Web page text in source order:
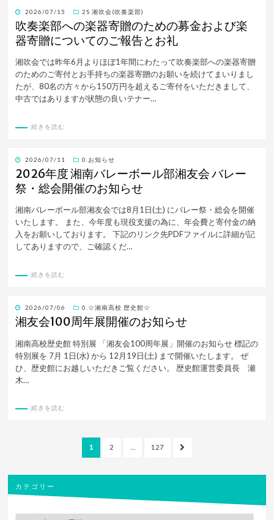
投
稿
日:
2026/07/15 2S 湘吹会(吹奏楽部)
吹奏楽部への楽器寄贈のための募金および楽
器寄贈についてのご報告とお礼
湘吹会では昨年6月よりほぼ1年間にわたって吹奏楽部への楽器寄贈
のためのご寄付とお手持ちの楽器寄贈のお願いを続けてまいりまし
たが、80名の方々から150万円を超えるご寄付をいただきまして、
中古ではありますが状態の良いテナー…
続きを読む
投
稿
日:
2026/07/11 0.お知らせ
2026年度 湘南バレーボール部湘友会 バレー
祭・総会開催のお知らせ
湘南バレーボール部湘友会では8月1日(土) にバレー祭・総会を開催
いたします。 また、今年度も現役支援の為に、年会費と寄付金の納
入をお願いしております。 下記のリンク先PDFファイルに詳細が記
してありますので、ご確認くだ…
続きを読む
投
稿
日:
2026/07/06 0.☆湘南高校 歴史館☆
湘友会100周年展開催のお知らせ
湘南高校歴史館 特別展 「湘友会100周年展」開催のお知らせ 標記の
特別展を 7月 1日(水) から 12月19日(土) まで開催いたします。 ぜ
ひ、歴史館にお越しいただきご覧ください。 歴史館運営委員長 瀬
木…
続きを読む
の
ペ
ー
ペ
ー
1
ペ
2
ペ
127
次
カテゴリー